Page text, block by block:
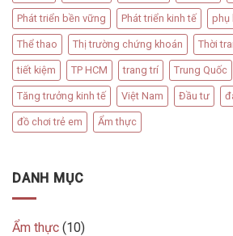
Phát triển bền vững Phát triển kinh tế phụ
Thể thao Thị trường chứng khoán Thời
tiết kiệm TP HCM trang trí Trung Quốc
Tăng trưởng kinh tế Việt Nam Đầu tư
đồ chơi trẻ em Ẩm thực
DANH MỤC
Ẩm thực (10)